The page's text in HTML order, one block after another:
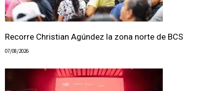
Recorre Christian Agúndez la zona norte de BCS
07/08/2026